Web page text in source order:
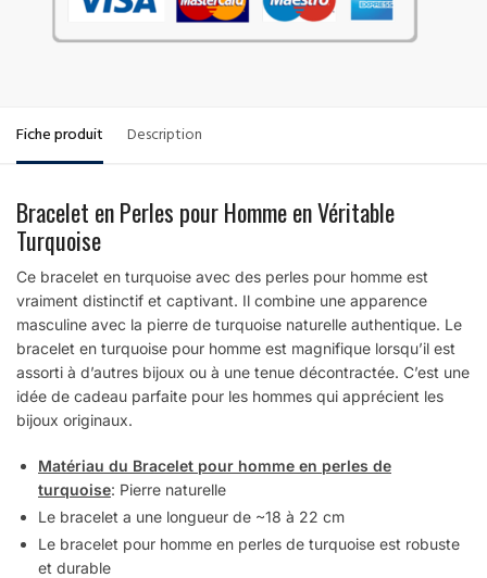
Fiche produit Description
Bracelet en Perles pour Homme en Véritable
Turquoise
Ce bracelet en turquoise avec des perles pour homme est
vraiment distinctif et captivant. Il combine une apparence
masculine avec la pierre de turquoise naturelle authentique. Le
bracelet en turquoise pour homme est magnifique lorsqu’il est
assorti à d’autres bijoux ou à une tenue décontractée. C’est une
idée de cadeau parfaite pour les hommes qui apprécient les
bijoux originaux.
Matériau du Bracelet pour homme en perles de
turquoise: Pierre naturelle
Le bracelet a une longueur de ~18 à 22 cm
Le bracelet pour homme en perles de turquoise est robuste
et durable